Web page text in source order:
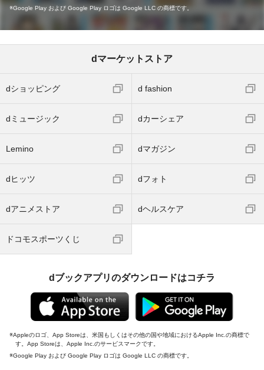
Google Play および Google Play ロゴは Google LLC の商標です。
dマーケットストア
dショッピング d fashion
dミュージック dカーシェア
Lemino dマガジン
dヒッツ dフォト
dアニメストア dヘルスケア
ドコモスポーツくじ
dブックアプリのダウンロードはコチラ
Appleのロゴ、App Storeは、米国もしくはその他の国や地域におけるApple Inc.の商標で
す。App Storeは、Apple Inc.のサービスマークです。
Google Play および Google Play ロゴは Google LLC の商標です。